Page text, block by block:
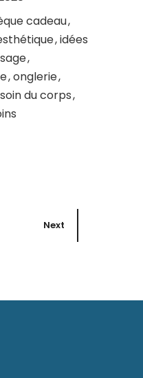
cadeau
idées
onglerie
soin du corps
Next